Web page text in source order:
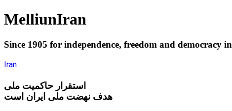
MelliunIran
Since 1905 for independence, freedom and democracy in
Iran
استقرار حاکميت ملی
هدف نهضت ملی ایران است